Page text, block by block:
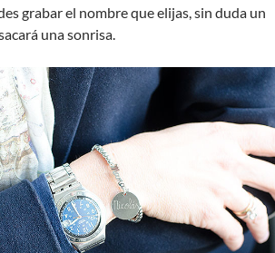
grabar el nombre que elijas, sin duda un
una sonrisa.